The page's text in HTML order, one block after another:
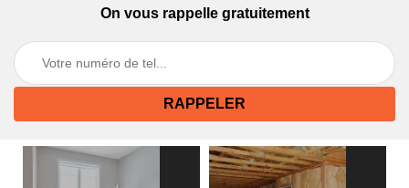
On vous rappelle gratuitement